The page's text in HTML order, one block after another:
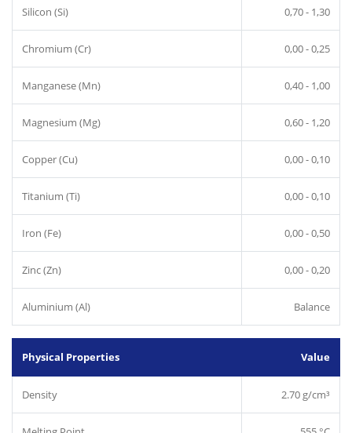
Silicon (Si) 0,70 - 1,30
Chromium (Cr) 0,00 - 0,25
Manganese (Mn) 0,40 - 1,00
Magnesium (Mg) 0,60 - 1,20
Copper (Cu) 0,00 - 0,10
Titanium (Ti) 0,00 - 0,10
Iron (Fe) 0,00 - 0,50
Zinc (Zn) 0,00 - 0,20
Aluminium (Al) Balance
Physical Properties Value
Density 2.70 g/cm³